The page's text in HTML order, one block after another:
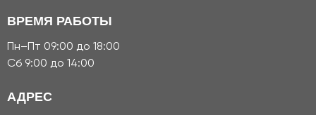
ВРЕМЯ РАБОТЫ
Пн–Пт 09:00 до 18:00
Сб 9:00 до 14:00
АДРЕС